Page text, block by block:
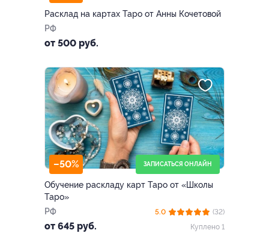
Расклад на картах Таро от Анны Кочетовой
РФ
от 500 руб.
–50% ЗАПИСАТЬСЯ ОНЛАЙН
Обучение раскладу карт Таро от «Школы
Таро»
РФ
от 645 руб.
5.0
(32)
Куплено 1